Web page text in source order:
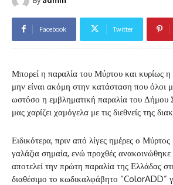
Facebook Twitter
Μπορεί η παραλία του Μύρτου και κυρίως
μην είναι ακόμη στην κατάσταση που όλοι
ωστόσο η εμβληματική παραλία του Δήμου
μας χαρίζει χαμόγελα με τις διεθνείς της
Ειδικότερα, πριν από λίγες ημέρες ο
γαλάζια σημαία, ενώ προχθές
αποτελεί την πρώτη παραλία της Ελλάδας
διαθέσιμο το κωδικαλφάβητο “ColorADD”